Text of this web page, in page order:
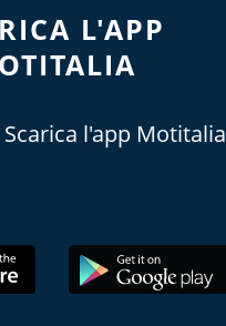
L'APP
Scarica l'app Motitalia